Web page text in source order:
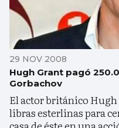
29 NOV 2008
Hugh Grant pagó
Gorbachov
El actor británico Hugh
libras esterlinas para